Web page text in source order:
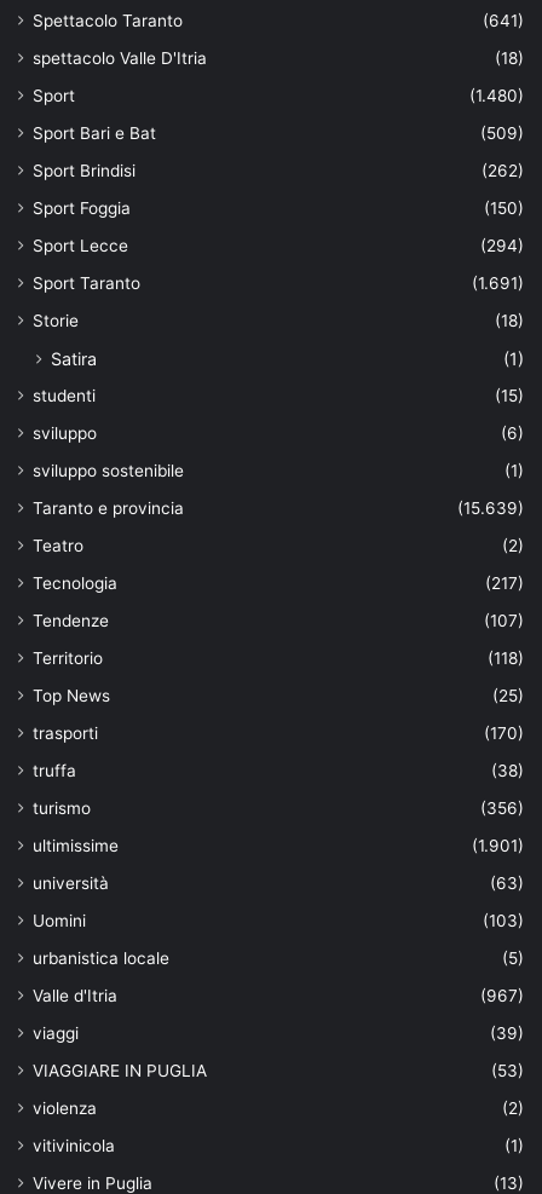
Spettacolo Taranto
(641)
spettacolo Valle D'Itria
(18)
Sport
(1.480)
Sport Bari e Bat
(509)
Sport Brindisi
(262)
Sport Foggia
(150)
Sport Lecce
(294)
Sport Taranto
(1.691)
Storie
(18)
Satira (1)
studenti
(15)
sviluppo
(6)
sviluppo sostenibile
(1)
Taranto e provincia
(15.639)
Teatro
(2)
Tecnologia
(217)
Tendenze
(107)
Territorio
(118)
Top News
(25)
trasporti
(170)
truffa
(38)
turismo
(356)
ultimissime
(1.901)
università
(63)
Uomini
(103)
urbanistica locale
(5)
Valle d'Itria
(967)
viaggi
(39)
VIAGGIARE IN PUGLIA
(53)
violenza
(2)
vitivinicola
(1)
Vivere in Puglia
(13)